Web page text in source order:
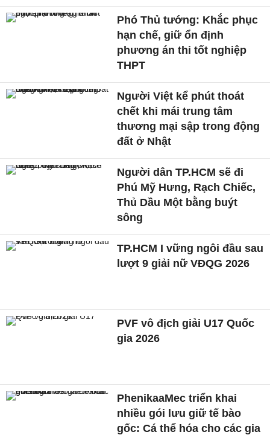
Phó Thủ tướng: Khắc phục
hạn chế, giữ ổn định
phương án thi tốt nghiệp
THPT
Người Việt kể phút thoát
chết khi mái trung tâm
thương mại sập trong động
đất ở Nhật
Người dân TP.HCM sẽ đi
Phú Mỹ Hưng, Rạch Chiếc,
Thủ Dầu Một bằng buýt
sông
TP.HCM I vững ngôi đầu sau
lượt 9 giải nữ VĐQG 2026
PVF vô địch giải U17 Quốc
gia 2026
PhenikaaMec triển khai
nhiều gói lưu giữ tế bào
gốc: Cá thể hóa cho các gia